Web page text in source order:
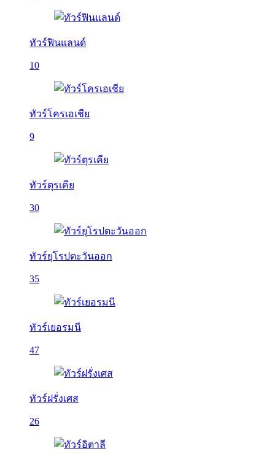
ทัวร์ฟินแลนด์
10
ทัวร์โครเอเชีย
9
ทัวร์ตุรเคีย
30
ทัวร์ยุโรปตะวันออก
35
ทัวร์เยอรมนี
47
ทัวร์ฝรั่งเศส
26